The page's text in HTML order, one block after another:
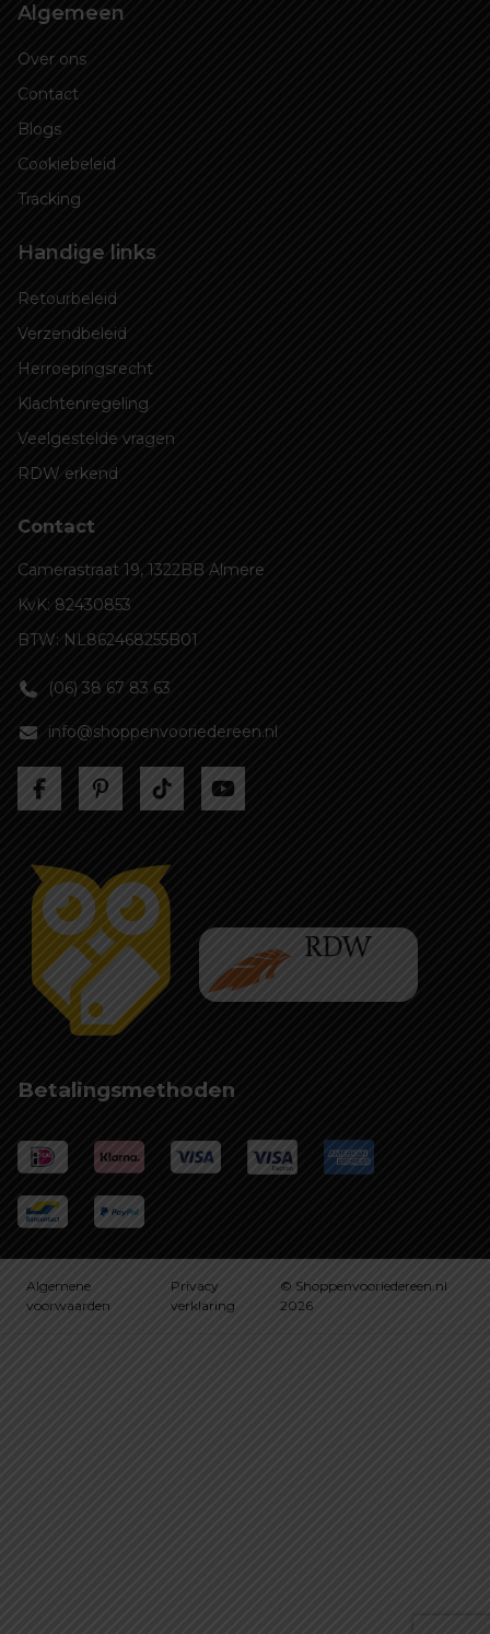
Algemeen
Over ons
Contact
Blogs
Cookiebeleid
Tracking
Handige links
Retourbeleid
Verzendbeleid
Herroepingsrecht
Klachtenregeling
Veelgestelde vragen
RDW erkend
Contact
Camerastraat 19, 1322BB Almere
KvK: 82430853
BTW: NL862468255B01
(06) 38 67 83 63
info@shoppenvooriedereen.nl
Betalingsmethoden
Algemene
voorwaarden
Privacy
verklaring
© Shoppenvooriedereen.nl
2026